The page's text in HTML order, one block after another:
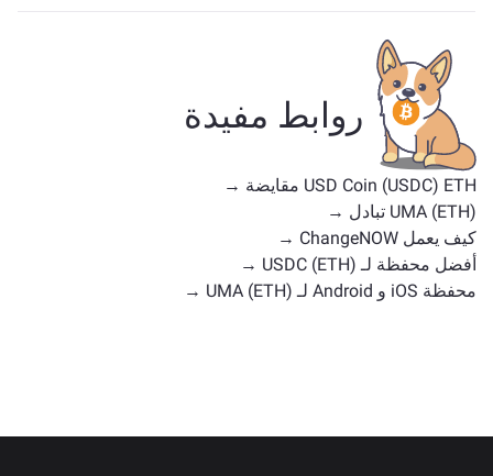
عملة مستقرة، رمزًا مرفقًا، عملة حوكمة، أو أي نوع آخر.
تشمل البدائل الشائعة عملات رقمية أخرى ذات حالات
استخدام أو مواقع سوق مماثلة. تحقق من جميع الأصول
المتاحة للتبادل علىالصفحة الرئيسية للتبادلروابط مفيدة
USD Coin (USDC) ETH مقايضة →
UMA (ETH) تبادل →
كيف يعمل ChangeNOW →
أفضل محفظة لـ USDC (ETH) →
محفظة iOS و Android لـ UMA (ETH) →